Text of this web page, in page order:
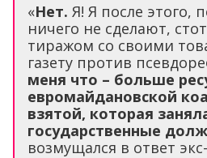
«Нет. Я! Я после этого,
ничего не сделают,
тиражом со своими
газету против
меня что – больше
евромайдановской
взятой, которая
государственные
возмущался в ответ